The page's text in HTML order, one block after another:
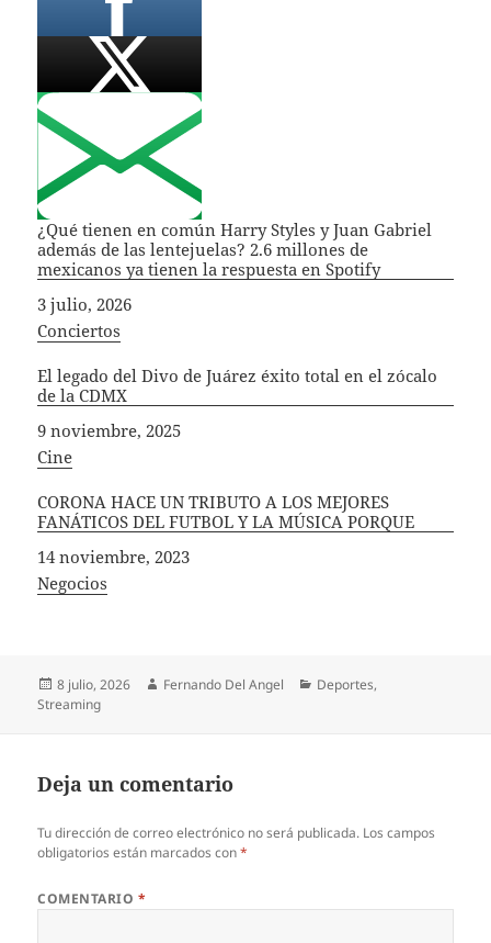
¿Qué tienen en común Harry Styles y Juan Gabriel
además de las lentejuelas? 2.6 millones de
mexicanos ya tienen la respuesta en Spotify
Fecha
3 julio, 2026
In relation to
Conciertos
El legado del Divo de Juárez éxito total en el zócalo
de la CDMX
Fecha
9 noviembre, 2025
In relation to
Cine
CORONA HACE UN TRIBUTO A LOS MEJORES
FANÁTICOS DEL FUTBOL Y LA MÚSICA PORQUE
Fecha
14 noviembre, 2023
In relation to
Negocios
Publicado
el
8 julio, 2026 Autor
Fernando Del Angel Categorías
Deportes,
Streaming
Deja un comentario
Tu dirección de correo electrónico no será publicada. Los campos
obligatorios están marcados con*
COMENTARIO *